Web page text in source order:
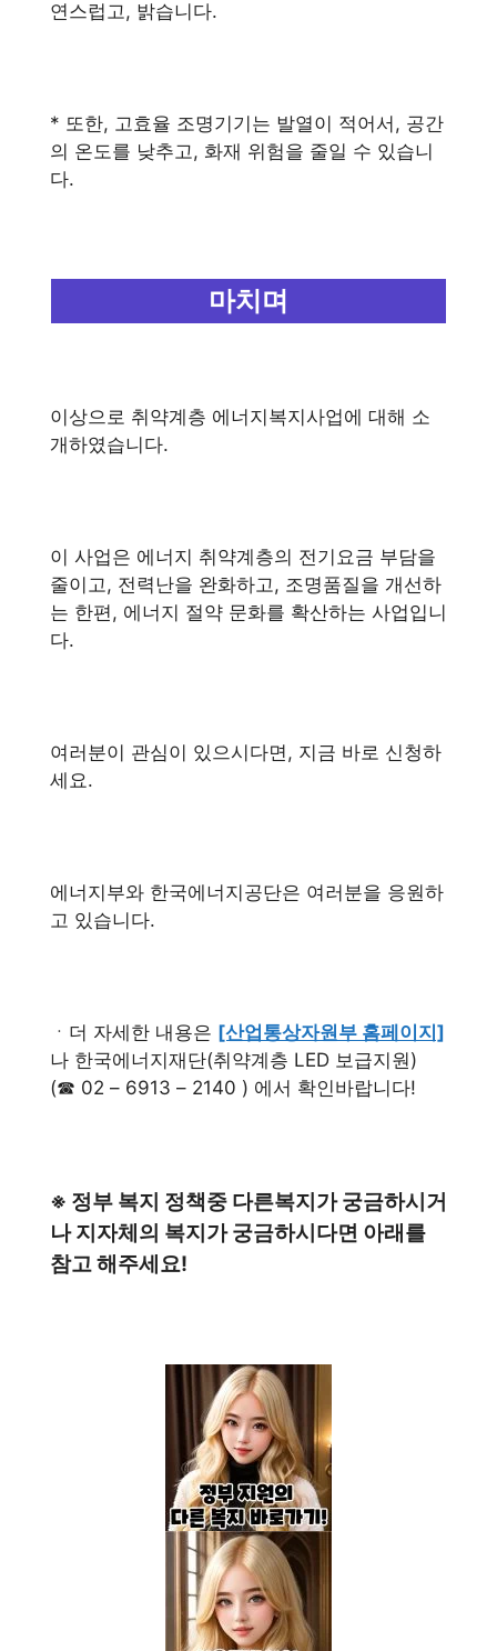
연스럽고, 밝습니다.
* 또한, 고효율 조명기기는 발열이 적어서, 공간
의 온도를 낮추고, 화재 위험을 줄일 수 있습니
다.
마치며
이상으로 취약계층 에너지복지사업에 대해 소
개하였습니다.
이 사업은 에너지 취약계층의 전기요금 부담을
줄이고, 전력난을 완화하고, 조명품질을 개선하
는 한편, 에너지 절약 문화를 확산하는 사업입니
다.
여러분이 관심이 있으시다면, 지금 바로 신청하
세요.
에너지부와 한국에너지공단은 여러분을 응원하
고 있습니다.
ㆍ더 자세한 내용은 [산업통상자원부 홈페이지]
나 한국에너지재단(취약계층 LED 보급지원)
(☎ 02 – 6913 – 2140 ) 에서 확인바랍니다!
※ 정부 복지 정책중 다른복지가 궁금하시거
나 지자체의 복지가 궁금하시다면 아래를
참고 해주세요!